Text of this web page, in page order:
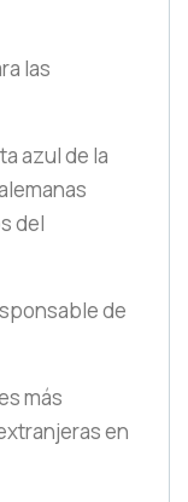
las
azul de la
del
de
más
en